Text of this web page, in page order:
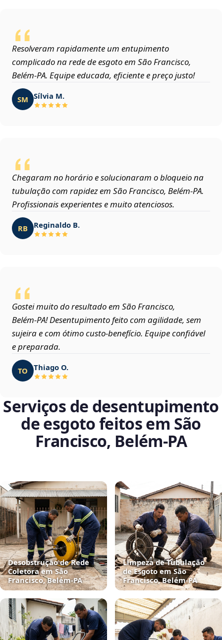
Resolveram rapidamente um entupimento
complicado na rede de esgoto em São Francisco,
Belém‑PA. Equipe educada, eficiente e preço justo!
SM Sílvia M.
Chegaram no horário e solucionaram o bloqueio na
tubulação com rapidez em São Francisco, Belém‑PA.
Profissionais experientes e muito atenciosos.
RB Reginaldo B.
Gostei muito do resultado em São Francisco,
Belém‑PA! Desentupimento feito com agilidade, sem
sujeira e com ótimo custo-benefício. Equipe confiável
e preparada.
TO Thiago O.
Serviços de desentupimento
de esgoto feitos em São
Francisco, Belém‑PA
Desobstrução de Rede
Coletora em São
Francisco, Belém‑PA
Limpeza de Tubulação
de Esgoto em São
Francisco, Belém‑PA